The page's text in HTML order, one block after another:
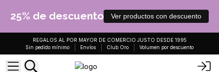
25% de descuento Ver productos con descuento
REGALOS AL POR MAYOR DE COMERCIO JUSTO DESDE 1995
Sin pedido mínimo
Envíos Club Oro Volumen por descuento